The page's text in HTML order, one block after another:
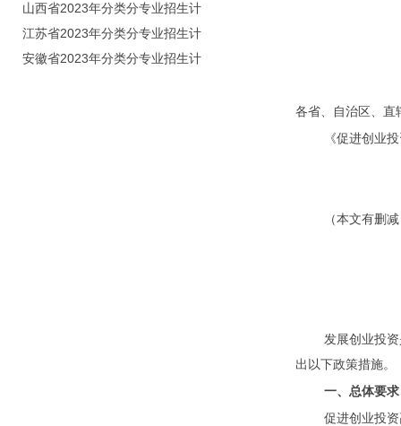
划（院校代号：1889）
山西省2023年分类分专业招生计
划（院校代号：5560）
江苏省2023年分类分专业招生计
划（院校代号：8931）
安徽省2023年分类分专业招生计
各省、自治区、直
《促进创业
（本文有删
发展创业投
出以下政策措施。
一、总体要求
促进创业投